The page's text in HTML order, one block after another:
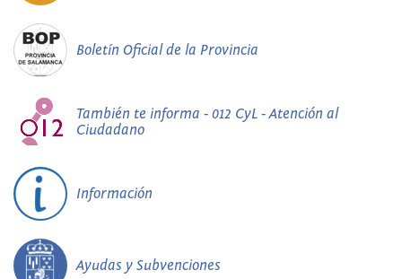
Boletín Oficial de la Provincia
También te informa - 012 CyL - Atención al
Ciudadano
Información
Ayudas y Subvenciones